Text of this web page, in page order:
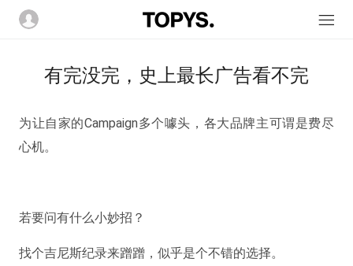
有完没完，史上最长广告看不完
为让自家的Campaign多个噱头，各大品牌主可谓是费尽
心机。
若要问有什么小妙招？
找个吉尼斯纪录来蹭蹭，似乎是个不错的选择。